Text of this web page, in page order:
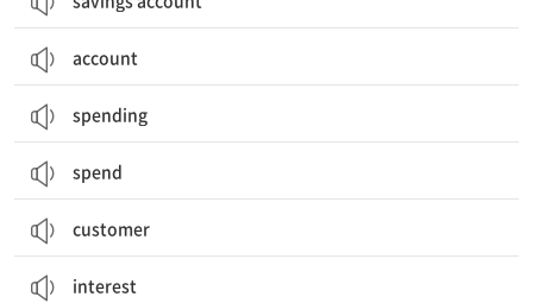
account
spending
spend
customer
interest